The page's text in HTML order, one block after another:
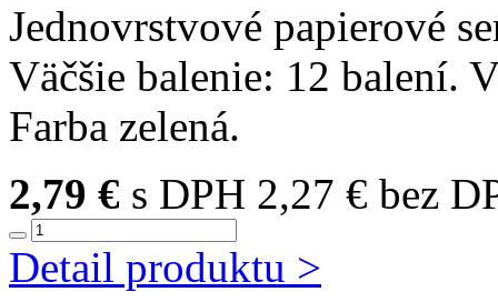
Jednovrstvové papierové
Väčšie balenie: 12 balení.
Farba zelená.
2,79 € s DPH 2,27 € bez
Detail produktu >